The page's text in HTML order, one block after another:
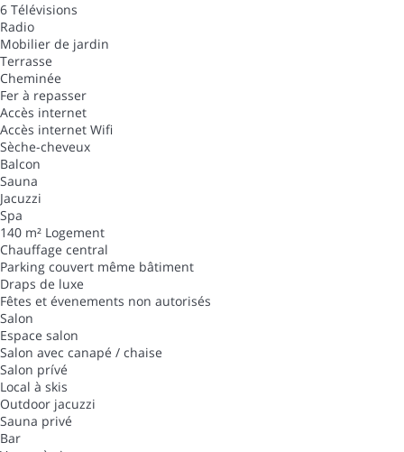
6 Télévisions
Radio
Mobilier de jardin
Terrasse
Cheminée
Fer à repasser
Accès internet
Accès internet Wifi
Sèche-cheveux
Balcon
Sauna
Jacuzzi
Spa
140 m² Logement
Chauffage central
Parking couvert même bâtiment
Draps de luxe
Fêtes et évenements non autorisés
Salon
Espace salon
Salon avec canapé / chaise
Salon prívé
Local à skis
Outdoor jacuzzi
Sauna privé
Bar